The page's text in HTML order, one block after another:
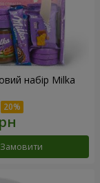
набір Milka
Замовити